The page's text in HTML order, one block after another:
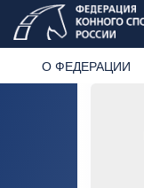
О ФЕДЕРАЦИИ